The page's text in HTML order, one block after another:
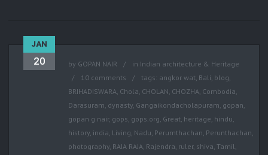
JAN
20 by GOPAN NAIR in Indian architecture & Heritage
10 comments
tags: angkor wat, Bali, blog,
BRIHADISWARA, Chola, CHOLAN, CHOZHA, Combodia,
Darasuram, dynasty, Gangaikondacholapuram, gopan,
gopan g nair, gops, gops.org, Great, heritage, hindu,
history, india, Living, Nadu, Perumthachan, Perunthachan,
photography, RAJA RAJA, Rajendra, ruler, shiva, Tamil,